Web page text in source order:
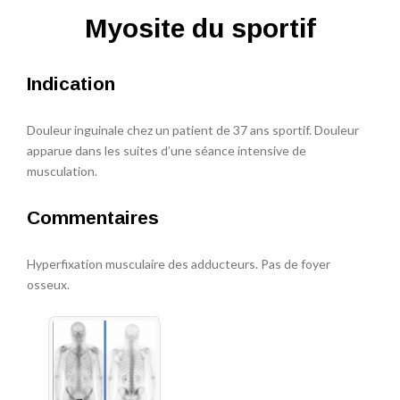
Myosite du sportif
Indication
Douleur inguinale chez un patient de 37 ans sportif. Douleur
apparue dans les suites d’une séance intensive de
musculation.
Commentaires
Hyperfixation musculaire des adducteurs. Pas de foyer
osseux.